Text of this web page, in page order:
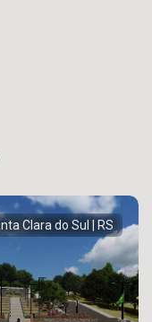
Clara do Sul | RS